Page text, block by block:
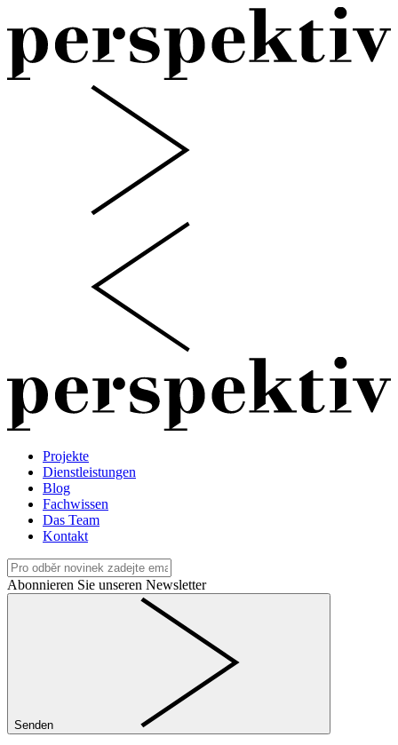
Projekte
Dienstleistungen
Blog
Fachwissen
Das Team
Kontakt
Abonnieren Sie unseren Newsletter
Senden